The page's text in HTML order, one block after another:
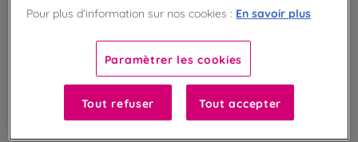
Fabriqué en France
Pour plus d’information sur nos cookies : En savoir plus
Paramètrer les cookies
Tout refuser Tout accepter